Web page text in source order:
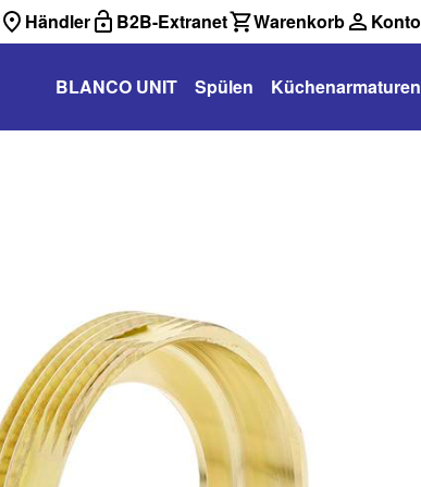
Händler B2B-Extranet Warenkorb Konto
BLANCO UNIT Spülen Küchenarmaturen